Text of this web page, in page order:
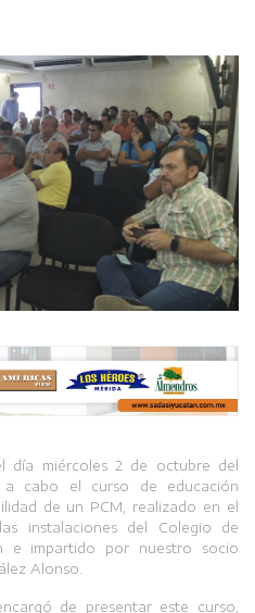
día miércoles 2 de octubre del
cabo el curso de educación
de un PCM, realizado en el
instalaciones del Colegio de
e impartido por nuestro socio
Alonso.
de presentar este curso,